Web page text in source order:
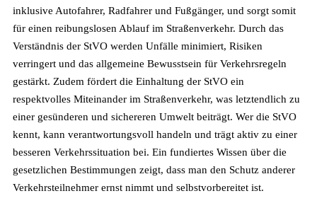
inklusive Autofahrer, Radfahrer und Fußgänger, und sorgt somit
für einen reibungslosen Ablauf im Straßenverkehr. Durch das
Verständnis der StVO werden Unfälle minimiert, Risiken
verringert und das allgemeine Bewusstsein für Verkehrsregeln
gestärkt. Zudem fördert die Einhaltung der StVO ein
respektvolles Miteinander im Straßenverkehr, was letztendlich zu
einer gesünderen und sichereren Umwelt beiträgt. Wer die StVO
kennt, kann verantwortungsvoll handeln und trägt aktiv zu einer
besseren Verkehrssituation bei. Ein fundiertes Wissen über die
gesetzlichen Bestimmungen zeigt, dass man den Schutz anderer
Verkehrsteilnehmer ernst nimmt und selbstvorbereitet ist.